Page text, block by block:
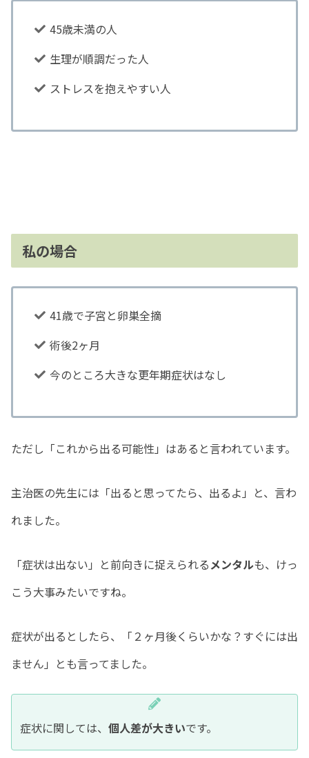
45歳未満の人
生理が順調だった人
ストレスを抱えやすい人
私の場合
41歳で子宮と卵巣全摘
術後2ヶ月
今のところ大きな更年期症状はなし
ただし「これから出る可能性」はあると言われています。
主治医の先生には「出ると思ってたら、出るよ」と、言わ
れました。
「症状は出ない」と前向きに捉えられるメンタルも、けっ
こう大事みたいですね。
症状が出るとしたら、「２ヶ月後くらいかな？すぐには出
ません」とも言ってました。
症状に関しては、 個人差が大きいです。